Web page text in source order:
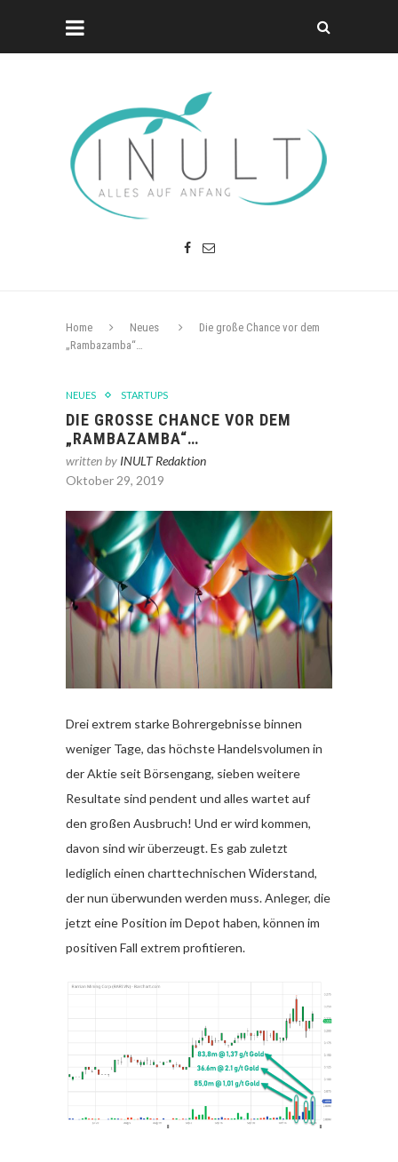
Home Neues
Die große Chance vor dem
„Rambazamba“…
NEUES STARTUPS
DIE GROSSE CHANCE VOR DEM „
RAMBAZAMBA“…
written by INULT Redaktion
Oktober 29, 2019
Drei extrem starke Bohrergebnisse binnen
weniger Tage, das höchste Handelsvolumen in
der Aktie seit Börsengang, sieben weitere
Resultate sind pendent und alles wartet auf
den großen Ausbruch! Und er wird kommen,
davon sind wir überzeugt. Es gab zuletzt
lediglich einen charttechnischen Widerstand,
der nun überwunden werden muss. Anleger, die
jetzt eine Position im Depot haben, können im
positiven Fall extrem profitieren.